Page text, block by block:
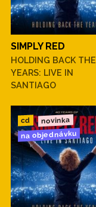
SIMPLY RED
HOLDING BACK THE
YEARS: LIVE IN
SANTIAGO
cd novinka
na objednávku